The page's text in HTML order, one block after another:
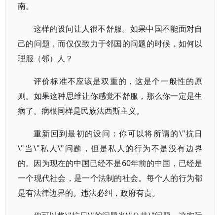
南。
这样的设问让人很不舒服。如果中国不能面对自
己的问题，而仅仅致力于邻国的问题的时候，如何以
理服（邻）人？
评价标准不应该是双重的，这是个一般性的原
则。如果这种思维让你感觉不舒服，那么你一定是生
病了。病根同样是民族法西斯主义。
重新回到最初的设问：你可以将所谓的\"抗日
\"当\"私人\"问题，但是私人的行为不是没有边界
的。因为现在的中国已经不是60年前的中国，已经是
一个现代社会，是一个法制的社会。每个人的行为都
是有法律边界的。违法必纠，政府有责。